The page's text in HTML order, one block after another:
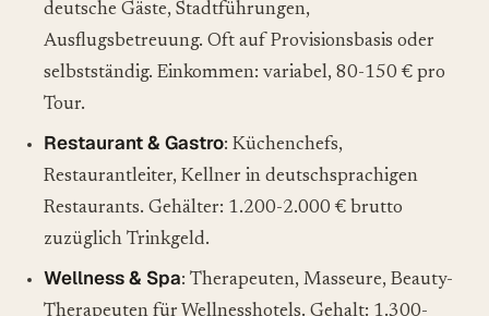
deutsche Gäste, Stadtführungen,
Ausflugsbetreuung. Oft auf Provisionsbasis oder
selbstständig. Einkommen: variabel, 80-150 € pro
Tour.
Restaurant & Gastro: Küchenchefs,
Restaurantleiter, Kellner in deutschsprachigen
Restaurants. Gehälter: 1.200-2.000 € brutto
zuzüglich Trinkgeld.
Wellness & Spa: Therapeuten, Masseure, Beauty-
Therapeuten für Wellnesshotels. Gehalt: 1.300-